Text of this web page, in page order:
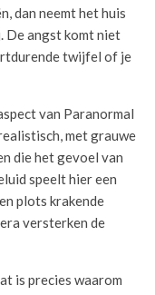
dan neemt het huis
De angst komt niet
twijfel of je
van Paranormal
met grauwe
die het gevoel van
speelt hier een
plots krakende
versterken de
is precies waarom